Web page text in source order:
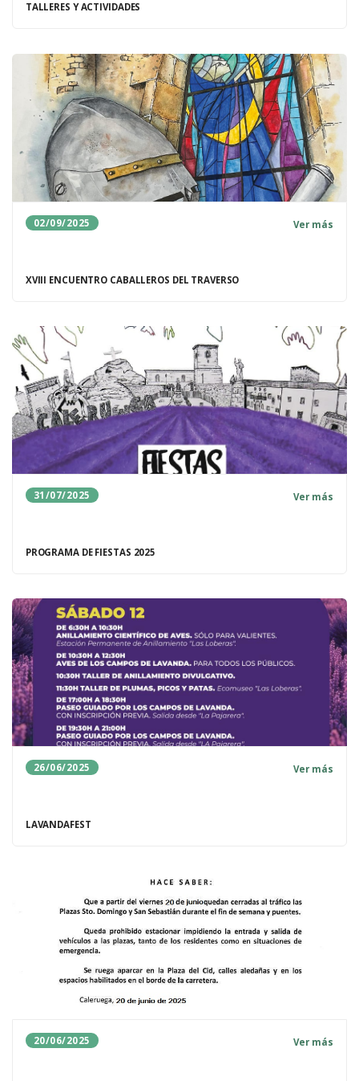
TALLERES Y ACTIVIDADES
02/09/2025 Ver más
XVIII ENCUENTRO CABALLEROS DEL TRAVERSO
31/07/2025 Ver más
PROGRAMA DE FIESTAS 2025
26/06/2025 Ver más
LAVANDAFEST
20/06/2025 Ver más